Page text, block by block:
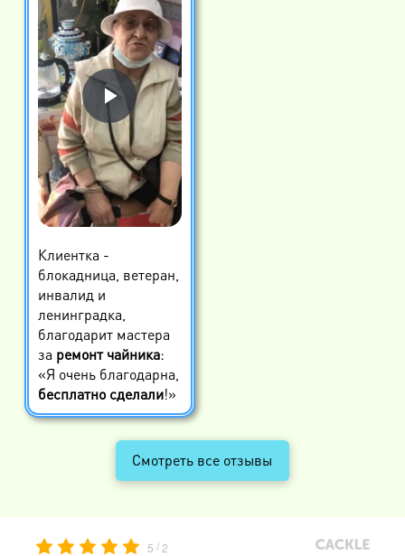
Клиентка -
блокадница, ветеран,
инвалид и
ленинградка,
благодарит мастера
за ремонт чайника:
«Я очень благодарна,
бесплатно сделали!»
Смотреть все отзывы
5 /2